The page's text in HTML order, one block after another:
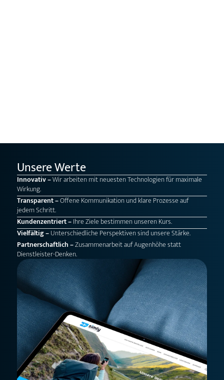
Unsere Werte
Innovativ –Wir arbeiten mit neuesten Technologien für maximale
Wirkung.
Transparent –Offene Kommunikation und klare Prozesse auf
jedem Schritt.
Kundenzentriert –Ihre Ziele bestimmen unseren Kurs.
Vielfältig –Unterschiedliche Perspektiven sind unsere Stärke.
Partnerschaftlich –Zusammenarbeit auf Augenhöhe statt
Dienstleister-Denken.